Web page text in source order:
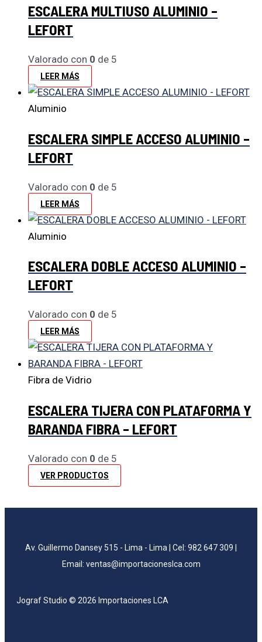
ESCALERA MULTIUSO ALUMINIO –
LEFORT
Valorado con 0 de 5
LEER MÁS
Aluminio
ESCALERA SIMPLE ACCESO ALUMINIO –
LEFORT
Valorado con 0 de 5
LEER MÁS
Aluminio
ESCALERA DOBLE ACCESO ALUMINIO –
LEFORT
Valorado con 0 de 5
LEER MÁS
Fibra de Vidrio
ESCALERA TIJERA CON PLATAFORMA Y
BARANDA FIBRA – LEFORT
Valorado con 0 de 5
VER PRODUCTOS
Av. Guillermo Dansey 515 - Lima - Lima | Cel: 982 647 309 |
Email: ventas@importacioneslca.com
Jograf Studio © 2026 Importaciones LCA